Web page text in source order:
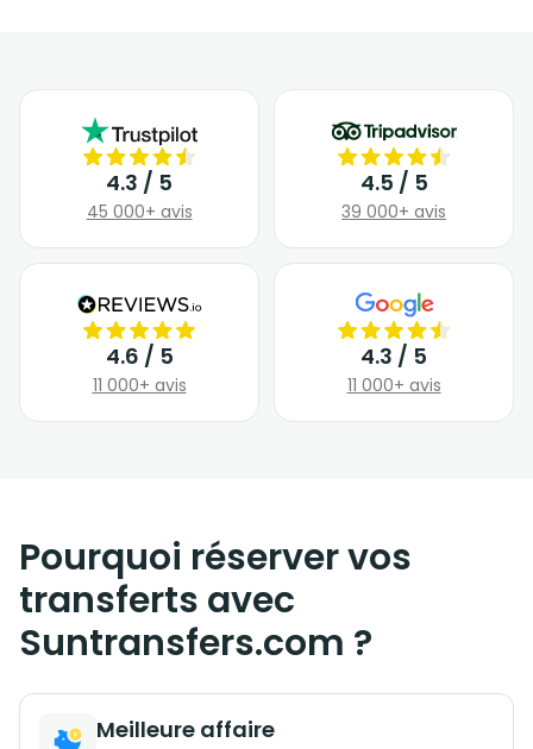
4.3 / 5
45 000+ avis
4.5 / 5
39 000+ avis
4.6 / 5
11 000+ avis
4.3 / 5
11 000+ avis
Pourquoi réserver vos
transferts avec
Suntransfers.com ?
Meilleure affaire